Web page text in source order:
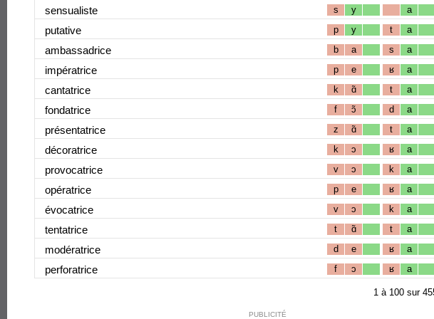
sensualiste s y a
putative p y t a
ambassadrice b a s a
impératrice p e ʁ a
cantatrice k ɑ̃ t a
fondatrice f ɔ̃ d a
présentatrice z ɑ̃ t a
décoratrice k ɔ ʁ a
provocatrice v ɔ k a
opératrice p e ʁ a
évocatrice v ɔ k a
tentatrice t ɑ̃ t a
modératrice d e ʁ a
perforatrice f ɔ ʁ a
1 à 100 sur
PUBLICITÉ